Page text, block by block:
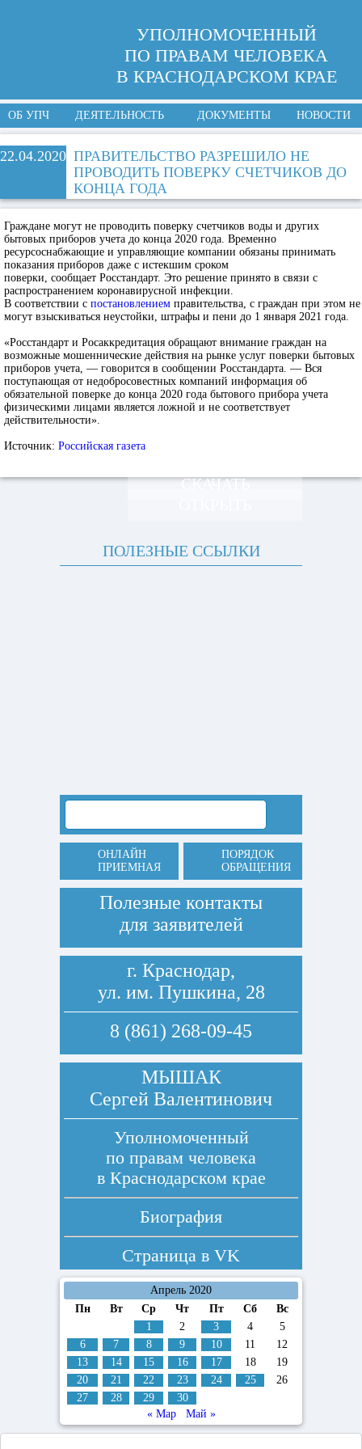
УПОЛНОМОЧЕННЫЙ
ПО ПРАВАМ ЧЕЛОВЕКА
В КРАСНОДАРСКОМ КРАЕ
ОБ УПЧ ДЕЯТЕЛЬНОСТЬ ДОКУМЕНТЫ НОВОСТИ
22.04.2020 ПРАВИТЕЛЬСТВО РАЗРЕШИЛО НЕ
ПРОВОДИТЬ ПОВЕРКУ СЧЕТЧИКОВ ДО
КОНЦА ГОДА
Граждане могут не проводить поверку счетчиков воды и других
бытовых приборов учета до конца 2020 года. Временно
ресурсоснабжающие и управляющие компании обязаны принимать
показания приборов даже с истекшим сроком
поверки, сообщает Росстандарт. Это решение принято в связи с
распространением коронавирусной инфекции.
В соответствии с постановлением правительства, с граждан при этом не
могут взыскиваться неустойки, штрафы и пени до 1 января 2021 года.
«Росстандарт и Росаккредитация обращают внимание граждан на
возможные мошеннические действия на рынке услуг поверки бытовых
приборов учета, — говорится в сообщении Росстандарта. — Вся
поступающая от недобросовестных компаний информация об
обязательной поверке до конца 2020 года бытового прибора учета
физическими лицами является ложной и не соответствует
действительности».
Источник: Российская газета
СКАЧАТЬ
ПОЛЕЗНЫЕ ССЫЛКИ
ОНЛАЙН
ПРИЕМНАЯ
ПОРЯДОК
ОБРАЩЕНИЯ
Полезные контакты
для заявителей
г. Краснодар,
ул. им. Пушкина, 28
8 (861) 268-09-45
МЫШАК
Сергей Валентинович
Уполномоченный
по правам человека
в Краснодарском крае
Биография
Страница в VK
Апрель 2020
Пн
Вт Ср Чт Пт Сб
Вс
1
2 3 4
5
6
7 8 9 10 11
12
13
14 15 16 17 18
19
20
21 22 23 24 25
26
27
28 29
30
« Мар
Май »